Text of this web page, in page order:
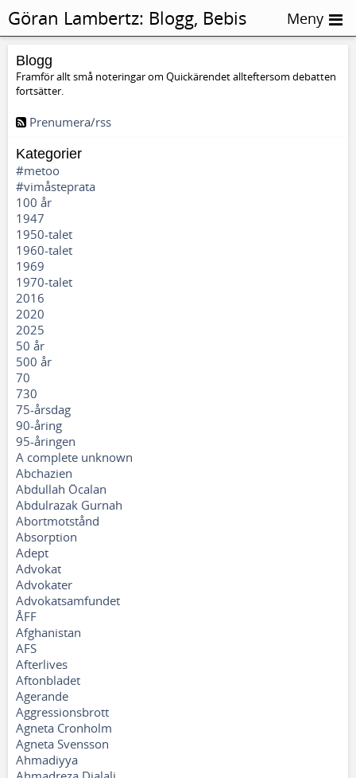
Blogg
Framför allt små noteringar om Quickärendet allteftersom debatten
fortsätter.
Prenumera/rss
Kategorier
#metoo
#vimåsteprata
100 år
1947
1950-talet
1960-talet
1969
1970-talet
2016
2020
2025
50 år
500 år
70
730
75-årsdag
90-åring
95-åringen
A complete unknown
Abchazien
Abdullah Öcalan
Abdulrazak Gurnah
Abortmotstånd
Absorption
Adept
Advokat
Advokater
Advokatsamfundet
ÅFF
Afghanistan
AFS
Afterlives
Aftonbladet
Agerande
Aggressionsbrott
Agneta Cronholm
Agneta Svensson
Ahmadiyya
Göran Lambertz: Blogg, Bebis Meny